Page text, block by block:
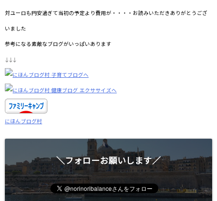
対ユーロも円安過ぎて当初の予定より費用が・・・・お読みいただきありがとうござ
いました
参考になる素敵なブログがいっぱいあります
↓↓↓
にほんブログ村
＼フォローお願いします／